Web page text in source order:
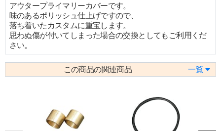
アウタープライマリーカバーです。
味のあるポリッシュ仕上げですので、
落ち着いたカスタムに重宝します。
思わぬ傷が付いてしまった場合の交換としてもご利用くだ
さい。
この商品の関連商品 一覧